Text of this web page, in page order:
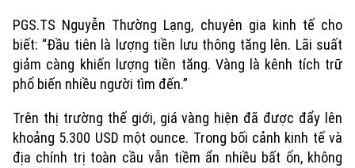
PGS.TS Nguyễn Thường Lạng, chuyên gia kinh tế cho
biết: “Đầu tiên là lượng tiền lưu thông tăng lên. Lãi suất
giảm càng khiến lượng tiền tăng. Vàng là kênh tích trữ
phổ biến nhiều người tìm đến.”
Trên thị trường thế giới, giá vàng hiện đã được đẩy lên
khoảng 5.300 USD một ounce. Trong bối cảnh kinh tế và
địa chính trị toàn cầu vẫn tiềm ẩn nhiều bất ổn, không